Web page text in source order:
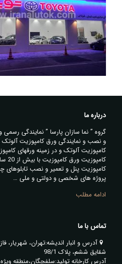
درباره ما
گروه ” نما سازان پارسا ” نمایندگی
و نصب و نمایندگی ورق کامپوزیت آلوتک
کامپوزیت آلوتک و در زمینه ورقهای
کامپوزیت پنل و تعمیر و نصب تابلوهای
پروژه های شخصی و دولتی و ملی …
ادامه مطلب
تماس با ما
شقایق ششم، پلاک 98/1
آدرس کارخانه تولید:سلفچگان،منطقه